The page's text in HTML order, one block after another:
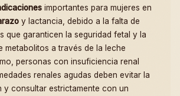
importantes para mujeres en
y lactancia, debido a la falta de
que garanticen la seguridad fetal y la
metabolitos a través de la leche
personas con insuficiencia renal
renales agudas deben evitar la
y consultar estrictamente con un